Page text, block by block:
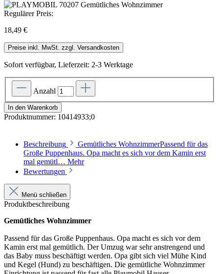
Regulärer Preis:
18,49 €
Preise inkl. MwSt. zzgl. Versandkosten
Sofort verfügbar, Lieferzeit: 2-3 Werktage
Anzahl
In den Warenkorb
Produktnummer: 10414933;0
Beschreibung
Gemütliches WohnzimmerPassend für das
Große Puppenhaus. Opa macht es sich vor dem Kamin erst
mal gemütl… Mehr
Bewertungen
Menü schließen
Produktbeschreibung
Gemütliches Wohnzimmer
Passend für das Große Puppenhaus. Opa macht es sich vor dem
Kamin erst mal gemütlich. Der Umzug war sehr anstrengend und
das Baby muss beschäftigt werden. Opa gibt sich viel Mühe Kind
und Kegel (Hund) zu beschäftigen. Die gemütliche Wohnzimmer